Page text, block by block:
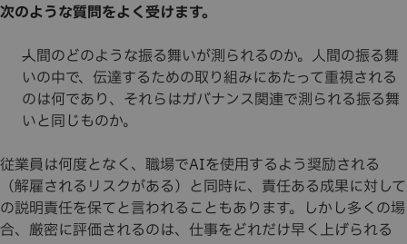
次のような質問をよく受けます。
人間のどのような振る舞いが測られるのか。人間の振る舞
いの中で、伝達するための取り組みにあたって重視される
のは何であり、それらはガバナンス関連で測られる振る舞
いと同じものか。
従業員は何度となく、職場でAIを使用するよう奨励される
（解雇されるリスクがある）と同時に、責任ある成果に対して
の説明責任を保てと言われることもあります。しかし多くの場
合、厳密に評価されるのは、仕事をどれだけ早く上げられる